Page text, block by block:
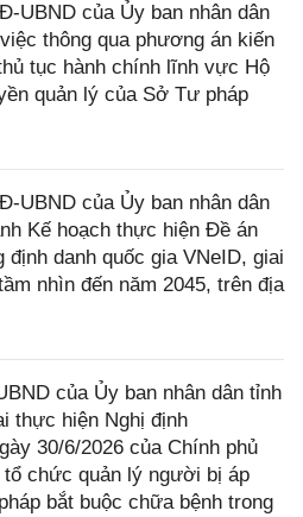
UBND của Ủy ban nhân dân
thông qua phương án kiến
tục hành chính lĩnh vực Hộ
quản lý của Sở Tư pháp
UBND của Ủy ban nhân dân
Kế hoạch thực hiện Đề án
định danh quốc gia VNeID, giai
nhìn đến năm 2045, trên địa
của Ủy ban nhân dân tỉnh
thực hiện Nghị định
30/6/2026 của Chính phủ
tổ chức quản lý người bị áp
bắt buộc chữa bệnh trong